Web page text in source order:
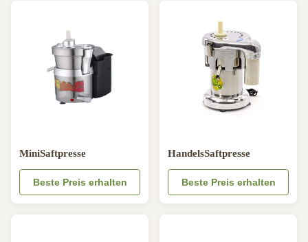
MiniSaftpresse
Beste Preis erhalten
HandelsSaftpresse
Beste Preis erhalten